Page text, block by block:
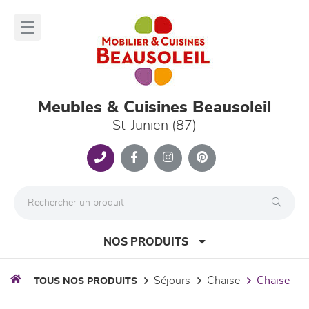
Meubles & Cuisines Beausoleil
St-Junien (87)
NOS PRODUITS
TOUS NOS PRODUITS séjours chaise chaise